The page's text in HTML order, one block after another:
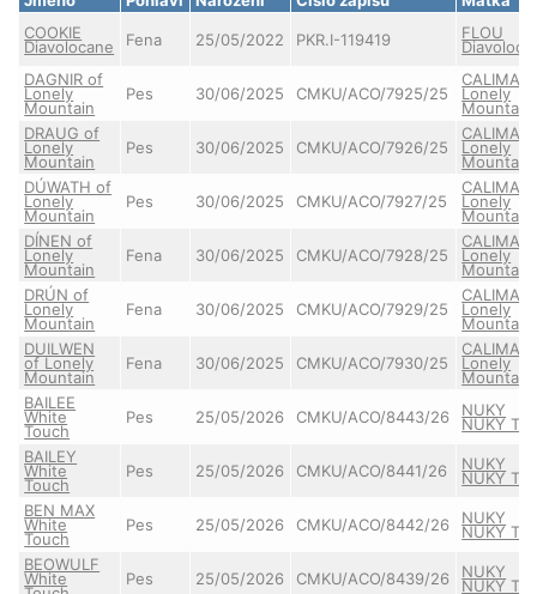
COOKIE
Diavolocane Fena 25/05/2022 PKR.I-119419 FLOU
DAGNIR of
Lonely
Mountain
Pes 30/06/2025 CMKU/ACO/7925/25
CALIMA
Lonely
Mountain
DRAUG of
Lonely
Mountain
Pes 30/06/2025 CMKU/ACO/7926/25
CALIMA
Lonely
Mountain
DÚWATH of
Lonely
Mountain
Pes 30/06/2025 CMKU/ACO/7927/25
CALIMA
Lonely
Mountain
DÍNEN of
Lonely
Mountain
Fena 30/06/2025 CMKU/ACO/7928/25
CALIMA
Lonely
Mountain
DRÚN of
Lonely
Mountain
Fena 30/06/2025 CMKU/ACO/7929/25
CALIMA
Lonely
Mountain
DUILWEN
of Lonely
Mountain
Fena 30/06/2025 CMKU/ACO/7930/25
CALIMA
Lonely
Mountain
BAILEE
White
Touch
Pes 25/05/2026 CMKU/ACO/8443/26 NUKY
NUKY
BAILEY
White
Touch
Pes 25/05/2026 CMKU/ACO/8441/26 NUKY
NUKY
BEN MAX
White
Touch
Pes 25/05/2026 CMKU/ACO/8442/26 NUKY
NUKY
BEOWULF
White Pes 25/05/2026 CMKU/ACO/8439/26 NUKY
NUKY